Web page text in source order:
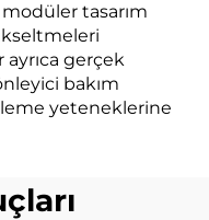
tasarım
ayrıca gerçek
bakım
yeteneklerine